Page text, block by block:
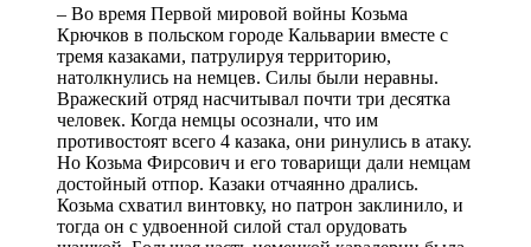
– Во время Первой мировой войны Козьма
Крючков в польском городе Кальварии вместе с
тремя казаками, патрулируя территорию,
натолкнулись на немцев. Силы были неравны.
Вражеский отряд насчитывал почти три десятка
человек. Когда немцы осознали, что им
противостоят всего 4 казака, они ринулись в атаку.
Но Козьма Фирсович и его товарищи дали немцам
достойный отпор. Казаки отчаянно дрались.
Козьма схватил винтовку, но патрон заклинило, и
тогда он с удвоенной силой стал орудовать